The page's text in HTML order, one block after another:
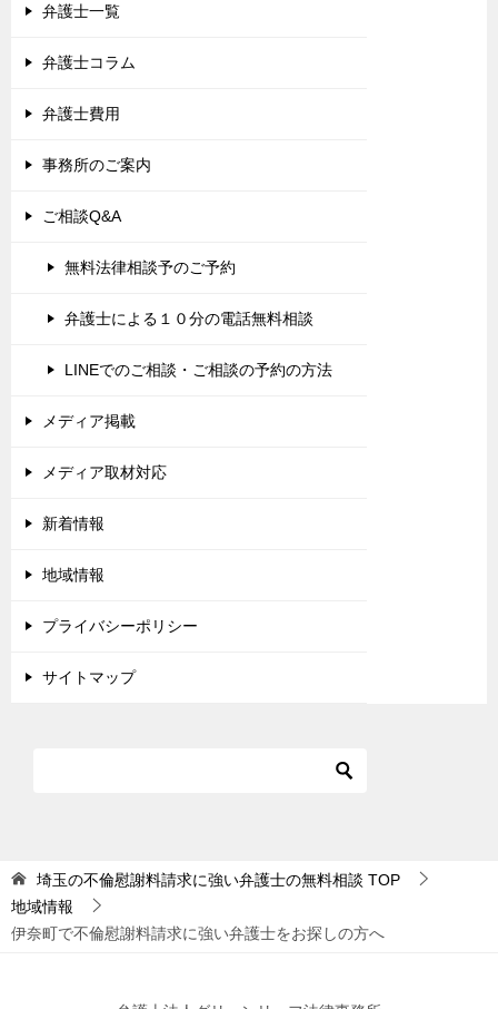
弁護士一覧
弁護士コラム
弁護士費用
事務所のご案内
ご相談Q&A
無料法律相談予のご予約
弁護士による１０分の電話無料相談
LINEでのご相談・ご相談の予約の方法
メディア掲載
メディア取材対応
新着情報
地域情報
プライバシーポリシー
サイトマップ
埼玉の不倫慰謝料請求に強い弁護士の無料相談 TOP
地域情報
伊奈町で不倫慰謝料請求に強い弁護士をお探しの方へ